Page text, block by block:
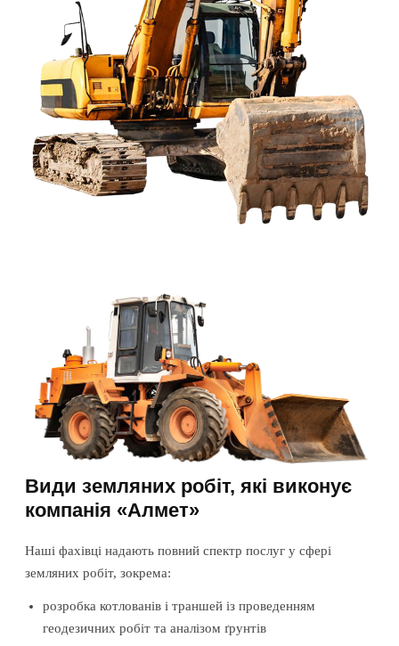
Види земляних робіт, які виконує
компанія «Алмет»
Наші фахівці надають повний спектр послуг у сфері
земляних робіт, зокрема:
розробка котлованів і траншей із проведенням
геодезичних робіт та аналізом ґрунтів